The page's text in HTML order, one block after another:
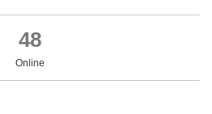
48
Online